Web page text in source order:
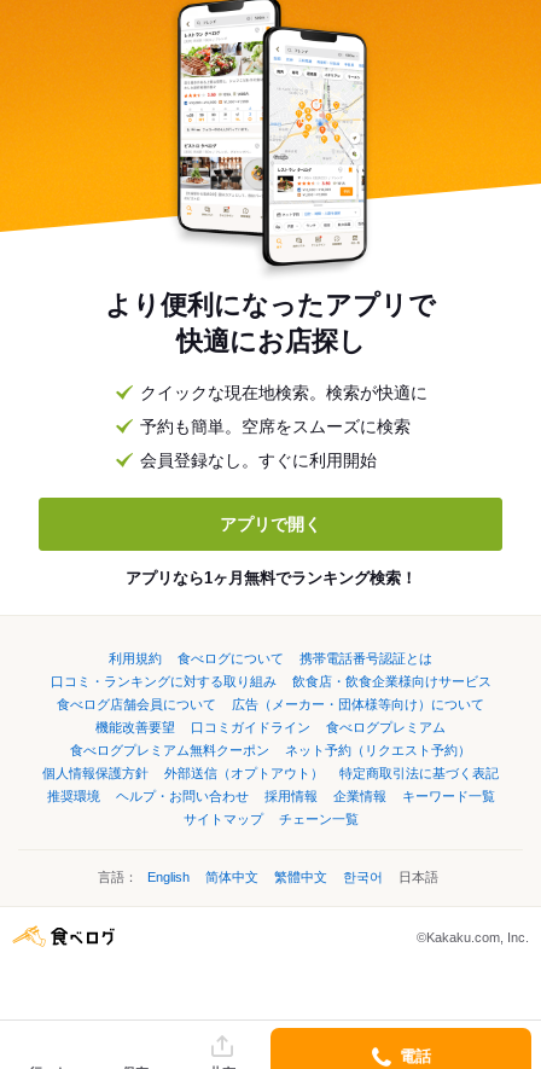
より便利になったアプリで
快適にお店探し
クイックな現在地検索。検索が快適に
予約も簡単。空席をスムーズに検索
会員登録なし。すぐに利用開始
アプリで開く
アプリなら1ヶ月無料でランキング検索！
利用規約 食べログについて
携帯電話番号認証とは
口コミ・ランキングに対する取り組み
飲食店・飲食企業様向けサービス
食べログ店舗会員について
広告（メーカー・団体様等向け）について
機能改善要望
口コミガイドライン
食べログプレミアム
食べログプレミアム無料クーポン
ネット予約（リクエスト予約）
個人情報保護方針
外部送信（オプトアウト）
特定商取引法に基づく表記
推奨環境
ヘルプ・お問い合わせ 採用情報 企業情報
キーワード一覧
サイトマップ
チェーン一覧
言語： English 简体中文 繁體中文 한국어 日本語
©Kakaku.com, Inc.
電話